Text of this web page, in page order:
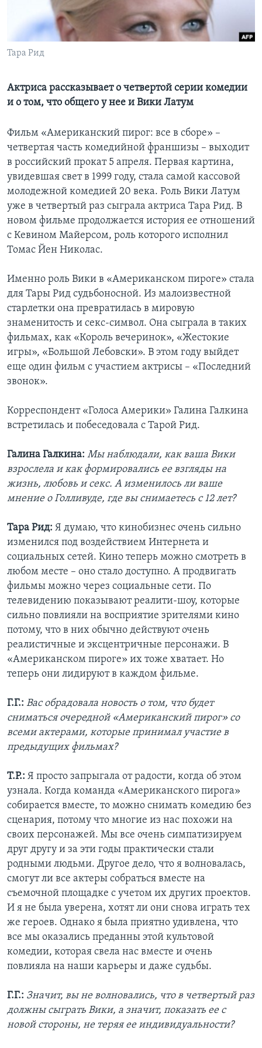
Learning English
СОЦИАЛЬНЫЕ СЕТИ
Языки
Тара Рид
Актриса рассказывает о четвертой серии комедии
и о том, что общего у нее и Вики Латум
Фильм «Американский пирог: все в сборе» –
четвертая часть комедийной франшизы – выходит
в российский прокат 5 апреля. Первая картина,
увидевшая свет в 1999 году, стала самой кассовой
молодежной комедией 20 века. Роль Вики Латум
уже в четвертый раз сыграла актриса Тара Рид. В
новом фильме продолжается история ее отношений
с Кевином Майерсом, роль которого исполнил
Томас Йен Николас.
Именно роль Вики в «Американском пироге» стала
для Тары Рид судьбоносной. Из малоизвестной
старлетки она превратилась в мировую
знаменитость и секс-символ. Она сыграла в таких
фильмах, как «Король вечеринок», «Жестокие
игры», «Большой Лебовски». В этом году выйдет
еще один фильм с участием актрисы – «Последний
звонок».
Корреспондент «Голоса Америки» Галина Галкина
встретилась и побеседовала с Тарой Рид.
Галина Галкина: Мы наблюдали, как ваша Вики
взрослела и как формировались ее взгляды на
жизнь, любовь и секс. А изменилось ли ваше
мнение о Голливуде, где вы снимаетесь с 12 лет?
Тара Рид: Я думаю, что кинобизнес очень сильно
изменился под воздействием Интернета и
социальных сетей. Кино теперь можно смотреть в
любом месте – оно стало доступно. А продвигать
фильмы можно через социальные сети. По
телевидению показывают реалити-шоу, которые
сильно повлияли на восприятие зрителями кино
потому, что в них обычно действуют очень
реалистичные и эксцентричные персонажи. В
«Американском пироге» их тоже хватает. Но
теперь они лидируют в каждом фильме.
Г.Г.: Вас обрадовала новость о том, что будет
сниматься очередной «Американский пирог» со
всеми актерами, которые принимал участие в
предыдущих фильмах?
Т.Р.: Я просто запрыгала от радости, когда об этом
узнала. Когда команда «Американского пирога»
собирается вместе, то можно снимать комедию без
сценария, потому что многие из нас похожи на
своих персонажей. Мы все очень симпатизируем
друг другу и за эти годы практически стали
родными людьми. Другое дело, что я волновалась,
смогут ли все актеры собраться вместе на
съемочной площадке с учетом их других проектов.
И я не была уверена, хотят ли они снова играть тех
же героев. Однако я была приятно удивлена, что
все мы оказались преданны этой культовой
комедии, которая свела нас вместе и очень
повлияла на наши карьеры и даже судьбы.
Г.Г.: Значит, вы не волновались, что в четвертый раз
должны сыграть Вики, а значит, показать ее с
новой стороны, не теряя ее индивидуальности?